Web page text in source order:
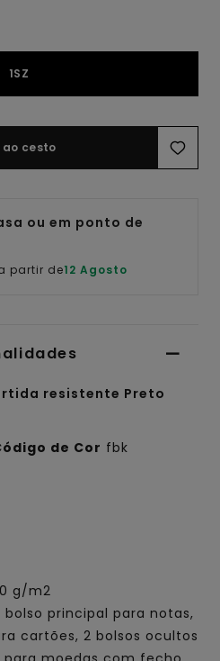
1SZ
cesto
ou em ponto de
partir de12 Agosto
resistente Preto
de Cor fbk
g/m2
principal para notas,
cartões, 2 bolsos ocultos